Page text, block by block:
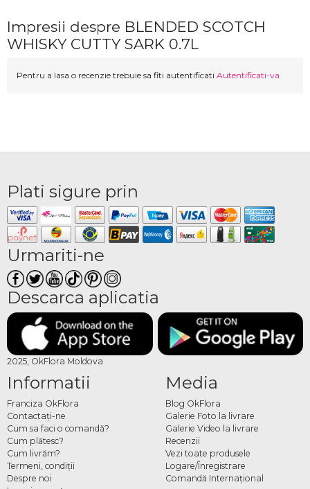
Impresii despre BLENDED SCOTCH
WHISKY CUTTY SARK 0.7L
Pentru a lasa o recenzie trebuie sa fiti autentificati Autentificati-va
Plati sigure prin
Urmariti-ne
Descarca aplicatia
2025, OkFlora Moldova
Informatii
Franciza OkFlora
Contactaţi-ne
Cum sa faci o comandă?
Cum plătesc?
Cum livrăm?
Termeni, condiţii
Despre noi
Media
Blog OkFlora
Galerie Foto la livrare
Galerie Video la livrare
Recenzii
Vezi toate produsele
Logare/Înregistrare
Comandă Internațional